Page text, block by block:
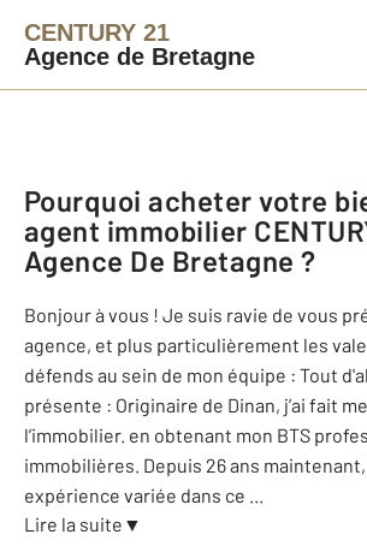
CENTURY 21
Agence de Bretagne
Pourquoi acheter votre
agent immobilier
Agence De Bretagne ?
Bonjour à vous ! Je suis ravie de vous
agence, et plus particulièrement les
défends au sein de mon équipe : Tout
présente : Originaire de Dinan, j’ai fait
l’immobilier. en obtenant mon BTS
immobilières. Depuis 26 ans
expérience variée dans ce ...
Lire la suite ▼